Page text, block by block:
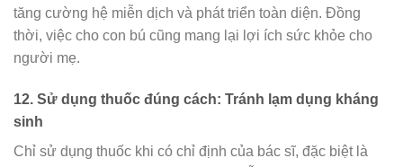
tăng cường hệ miễn dịch và phát triển toàn diện. Đồng
thời, việc cho con bú cũng mang lại lợi ích sức khỏe cho
người mẹ.
12. Sử dụng thuốc đúng cách: Tránh lạm dụng kháng
sinh
Chỉ sử dụng thuốc khi có chỉ định của bác sĩ, đặc biệt là